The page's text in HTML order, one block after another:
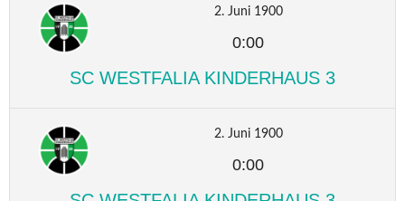
2. Juni 1900
0:00
SC WESTFALIA KINDERHAUS 3
2. Juni 1900
0:00